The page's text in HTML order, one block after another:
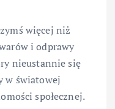
więcej niż
i odprawy
nieustannie się
w światowej
społecznej.